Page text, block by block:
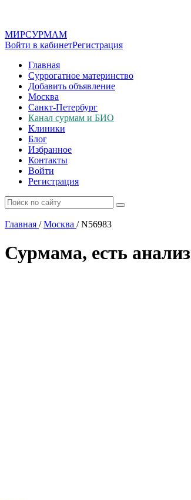
МИРСУРМАМ
Войти в кабинетРегистрация
Главная
Суррогатное материнство
Добавить объявление
Москва
Санкт-Петербург
Канал сурмам и БИО
Клиники
Блог
Избранное
Контакты
Войти
Регистрация
Главная / Москва /N56983
Сурмама, есть